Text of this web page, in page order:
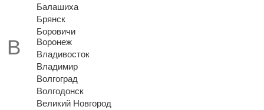
Балашиха
Брянск
Боровичи
Воронеж
Владивосток
Владимир
Волгоград
Волгодонск
Великий Новгород